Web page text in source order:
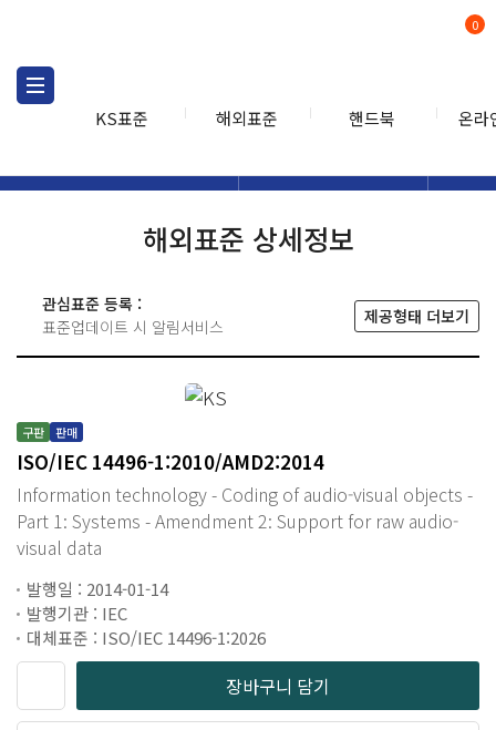
KS표준 해외표준 핸드북 온라
0
해외표준 상세정보
관심표준 등록 :
표준업데이트 시 알림서비스
제공형태 더보기
구판 판매
ISO/IEC 14496-1:2010/AMD2:2014
Information technology - Coding of audio-visual objects -
Part 1: Systems - Amendment 2: Support for raw audio-
visual data
발행일 : 2014-01-14
발행기관 : IEC
대체표준 : ISO/IEC 14496-1:2026
장바구니 담기